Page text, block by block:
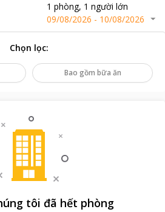
1 phòng, 1 người lớn
09/08/2026 - 10/08/2026
Chọn lọc:
Bao gồm bữa ăn
tôi đã hết phòng